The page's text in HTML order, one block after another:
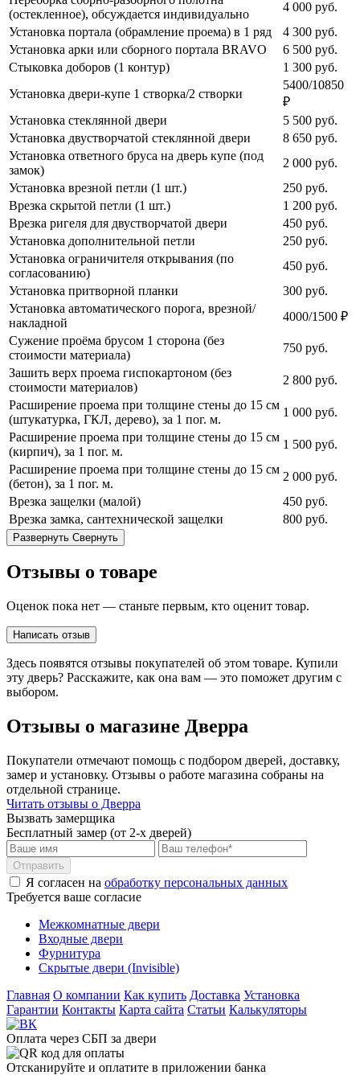
(остекленное), обсуждается индивидуально
4 000 руб.
Установка портала (обрамление проема) в 1 ряд
4 300 руб.
Установка арки или сборного портала BRAVO
6 500 руб.
Стыковка доборов (1 контур)
1 300 руб.
Установка двери-купе 1 створка/2 створки
5400/10850
₽
Установка стеклянной двери
5 500 руб.
Установка двустворчатой стеклянной двери
8 650 руб.
Установка ответного бруса на дверь купе (под
замок)
2 000 руб.
Установка врезной петли (1 шт.)
250 руб.
Врезка скрытой петли (1 шт.)
1 200 руб.
Врезка ригеля для двустворчатой двери
450 руб.
Установка дополнительной петли
250 руб.
Установка ограничителя открывания (по
согласованию)
450 руб.
Установка притворной планки
300 руб.
Установка автоматического порога, врезной/
накладной
4000/1500 ₽
Сужение проёма брусом 1 сторона (без
стоимости материала)
750 руб.
Зашить верх проема гиспокартоном (без
стоимости материалов)
2 800 руб.
Расширение проема при толщине стены до 15 см
(штукатурка, ГКЛ, дерево), за 1 пог. м.
1 000 руб.
Расширение проема при толщине стены до 15 см
(кирпич), за 1 пог. м.
1 500 руб.
Расширение проема при толщине стены до 15 см
(бетон), за 1 пог. м.
2 000 руб.
Врезка защелки (малой)
450 руб.
Врезка замка, сантехнической защелки
800 руб.
Развернуть Свернуть
Отзывы о товаре
Оценок пока нет — станьте первым, кто оценит товар.
Написать отзыв
Здесь появятся отзывы покупателей об этом товаре. Купили
эту дверь? Расскажите, как она вам — это поможет другим с
выбором.
Отзывы о магазине Дверра
Покупатели отмечают помощь с подбором дверей, доставку,
замер и установку. Отзывы о работе магазина собраны на
отдельной странице.
Читать отзывы о Дверра
Вызвать замерщика
Бесплатный замер (от 2-х дверей)
Отправить
Я согласен на обработку персональных данных
Требуется ваше согласие
Межкомнатные двери
Входные двери
Фурнитура
Скрытые двери (Invisible)
Главная О компании Как купить Доставка Установка
Гарантии Контакты Карта сайта Статьи Калькуляторы
Оплата через СБП за двери
Отсканируйте и оплатите в приложении банка